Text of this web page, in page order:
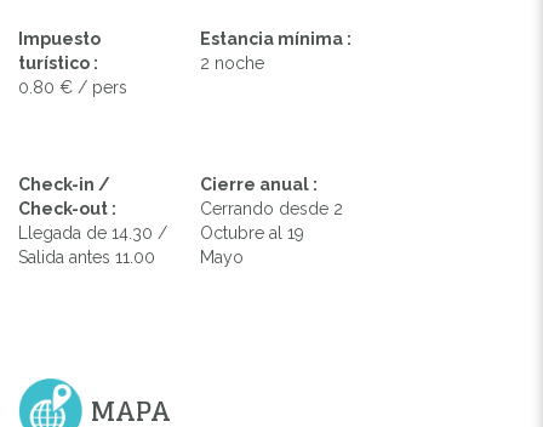
Impuesto
turístico :
0.80 € / pers
Estancia mínima :
2 noche
Check-in /
Check-out :
Llegada de 14.30 /
Salida antes 11.00
Cierre anual :
Cerrando desde 2
Octubre al 19
Mayo
MAPA